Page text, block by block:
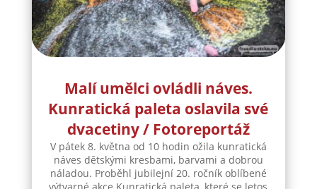
Malí umělci ovládli náves.
Kunratická paleta oslavila své
dvacetiny / Fotoreportáž
V pátek 8. května od 10 hodin ožila kunratická
náves dětskými kresbami, barvami a dobrou
náladou. Proběhl jubilejní 20. ročník oblíbené